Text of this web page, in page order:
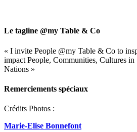
Le tagline @my Table & Co
« I invite People @my Table & Co to
impact People, Communities, Cultures
Nations »
Remerciements spéciaux
Crédits Photos :
Marie-Elise Bonnefont